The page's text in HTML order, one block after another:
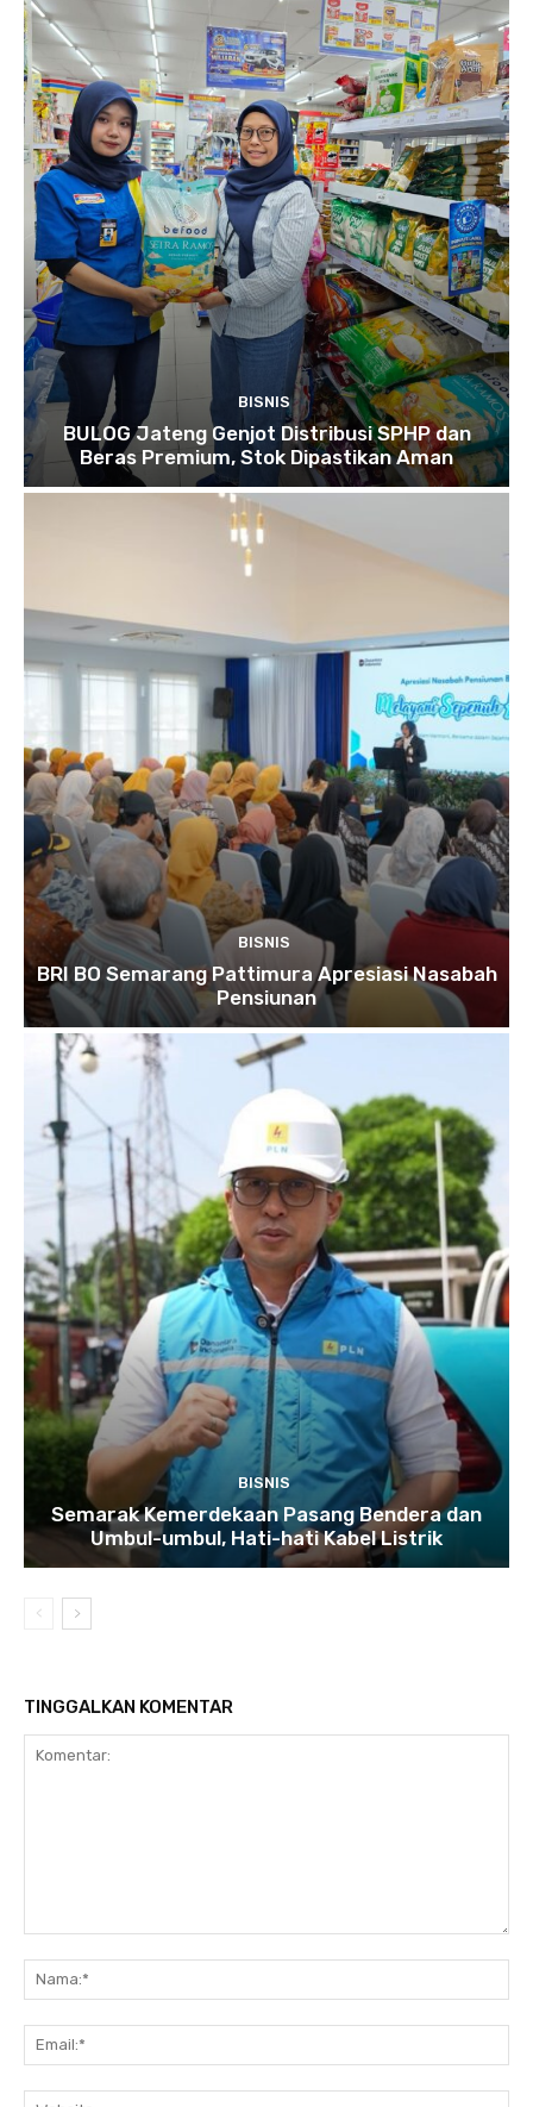
BISNIS
BULOG Jateng Genjot Distribusi SPHP dan
Beras Premium, Stok Dipastikan Aman
BISNIS
BRI BO Semarang Pattimura Apresiasi Nasabah
Pensiunan
BISNIS
Semarak Kemerdekaan Pasang Bendera dan
Umbul-umbul, Hati-hati Kabel Listrik
TINGGALKAN KOMENTAR